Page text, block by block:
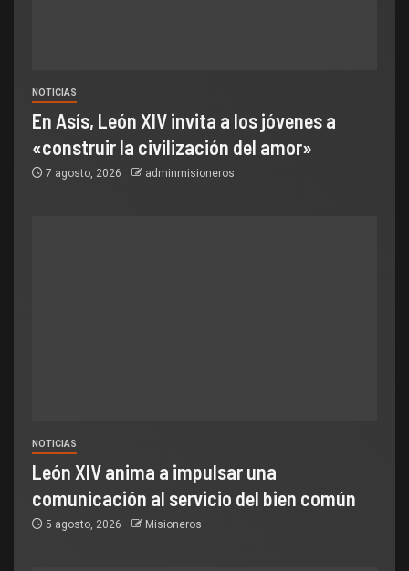
NOTICIAS
En Asís, León XIV invita a los jóvenes a
«construir la civilización del amor»
7 agosto, 2026 adminmisioneros
NOTICIAS
León XIV anima a impulsar una
comunicación al servicio del bien común
5 agosto, 2026 Misioneros